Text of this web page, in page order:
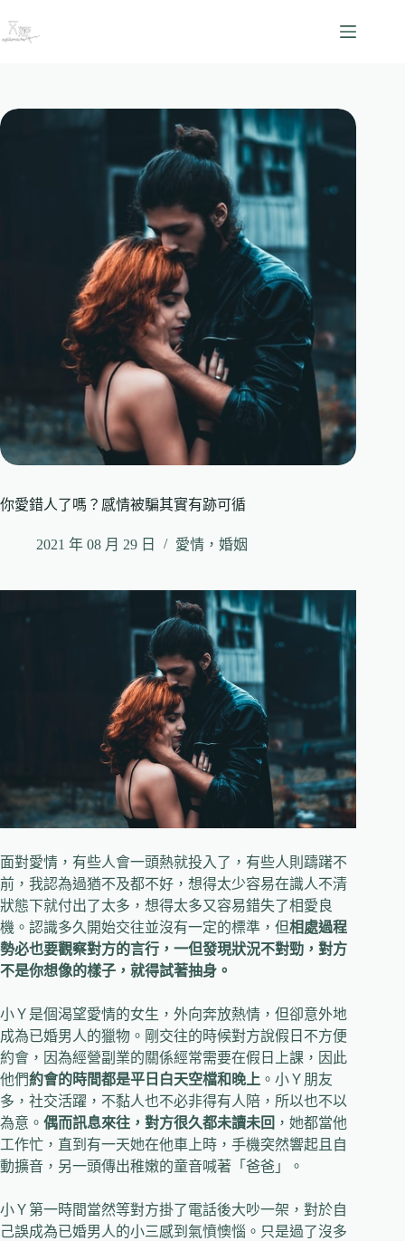
至
容
你愛錯人了嗎？感情被騙其實有跡可循
2021 年 08 月 29 日 愛情，婚姻
面對愛情，有些人會一頭熱就投入了，有些人則躊躇不
前，我認為過猶不及都不好，想得太少容易在識人不清
狀態下就付出了太多，想得太多又容易錯失了相愛良
機。認識多久開始交往並沒有一定的標準，但相處過程
勢必也要觀察對方的言行，一但發現狀況不對勁，對方
不是你想像的樣子，就得試著抽身。
小Ｙ是個渴望愛情的女生，外向奔放熱情，但卻意外地
成為已婚男人的獵物。剛交往的時候對方說假日不方便
約會，因為經營副業的關係經常需要在假日上課，因此
他們約會的時間都是平日白天空檔和晚上 。小Ｙ朋友
多，社交活躍，不黏人也不必非得有人陪，所以也不以
為意。 偶而訊息來往，對方很久都未讀未回 ，她都當他
工作忙，直到有一天她在他車上時，手機突然響起且自
動擴音，另一頭傳出稚嫩的童音喊著「爸爸」。
小Ｙ第一時間當然等對方掛了電話後大吵一架，對於自
己誤成為已婚男人的小三感到氣憤懊惱。只是過了沒多